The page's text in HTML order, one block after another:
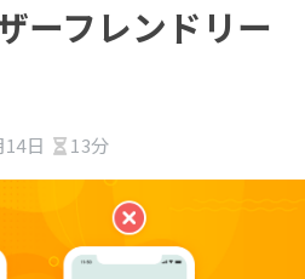
ーフレンドリー
14日 13分